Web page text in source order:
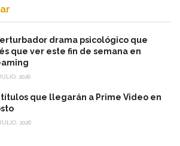
drama psicológico que
que ver este fin de semana en
2026
títulos que llegarán a Prime Video en
2026